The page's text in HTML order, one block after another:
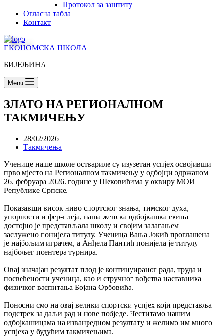
Прoтокол за заштиту дјеце од насиља,
Огласна табла
Контакт
ЕКОНОМСКА ШКОЛА
БИЈЕЉИНА
Menu
ЗЛАТО НА РЕГИОНАЛНОМ
ТАКМИЧЕЊУ
28/02/2026
Такмичења
Ученице наше школе оствариле су изузетан успјех освојивши
прво мјесто на Регионалном такмичењу у одбојци одржаном
26. фебруара 2026. године у Шековићима у оквиру МОИ
Републике Српске.
Показавши висок ниво спортског знања, тимског духа,
упорности и фер-плеја, наша женска одбојкашка екипа
достојно је представљала школу и својим залагањем
заслужено понијела титулу. Ученица Вања Јокић проглашена
је најбољим играчем, а Анђела Пантић понијела је титулу
најбољег поентера турнира.
Овај значајан резултат плод је континуираног рада, труда и
посвећености ученица, као и стручног вођства наставника
физичког васпитања Бојана Орбовића.
Поносни смо на овај велики спортски успјех који представља
подстрек за даљи рад и нове побједе. Честитамо нашим
одбојкашицама на изванредном резултату и желимо им много
успјеха у будућим такмичењима.